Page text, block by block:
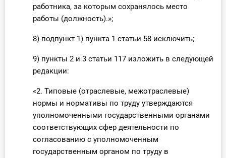
работника, за которым сохранялось место
работы (должность).»;
8) подпункт 1) пункта 1 статьи 58 исключить;
9) пункты 2 и 3 статьи 117 изложить в следующей
редакции:
«2. Типовые (отраслевые, межотраслевые)
нормы и нормативы по труду утверждаются
уполномоченными государственными органами
соответствующих сфер деятельности по
согласованию с уполномоченным
государственным органом по труду в